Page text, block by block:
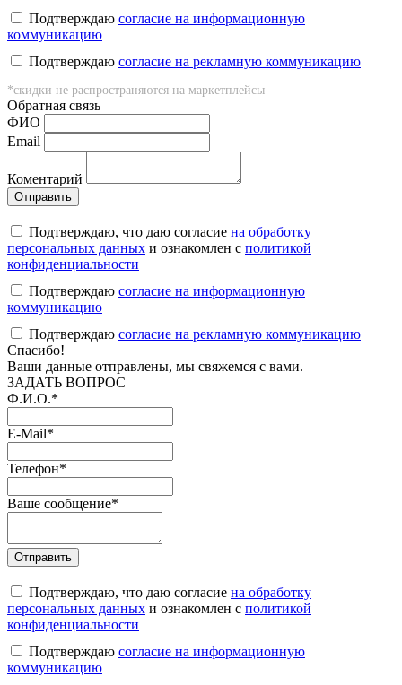
Подтверждаю согласие на информационную
коммуникацию
Подтверждаю согласие на рекламную коммуникацию
*скидки не распространяются на маркетплейсы
Обратная связь
ФИO
Email
Коментарий
Подтверждаю, что даю согласие на обработку
персональных данных и ознакомлен с политикой
конфиденциальности
Подтверждаю согласие на информационную
коммуникацию
Подтверждаю согласие на рекламную коммуникацию
Cпасибо!
Ваши данные отправлены, мы свяжемся с вами.
ЗАДАТЬ ВОПРОС
Ф.И.О.*
E-Mail*
Телефон*
Ваше сообщение*
Подтверждаю, что даю согласие на обработку
персональных данных и ознакомлен с политикой
конфиденциальности
Подтверждаю согласие на информационную
коммуникацию